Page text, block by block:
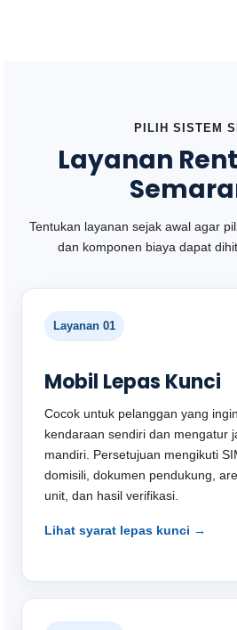
PILIH SISTEM
Layanan
Tentukan layanan sejak awal agar
dan komponen biaya dapat
Layanan 01
Mobil Lepas Kunci
Cocok untuk pelanggan yang
kendaraan sendiri dan mengatur
mandiri. Persetujuan mengikuti
domisili, dokumen pendukung,
unit, dan hasil verifikasi.
Lihat syarat lepas kunci →